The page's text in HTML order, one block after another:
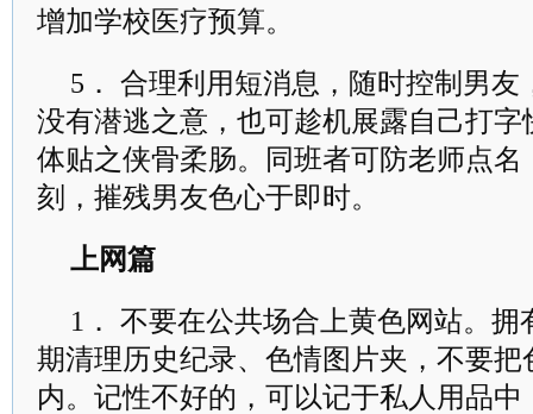
增加学校医疗预算。
5． 合理利用短消息，随时控制男
没有潜逃之意，也可趁机展露自己打
体贴之侠骨柔肠。同班者可防老师点
刻，摧残男友色心于即时。
上网篇
1． 不要在公共场合上黄色网站。
期清理历史纪录、色情图片夹，不要
内。记性不好的，可以记于私人用品